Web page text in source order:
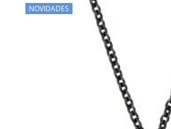
NOVIDADES